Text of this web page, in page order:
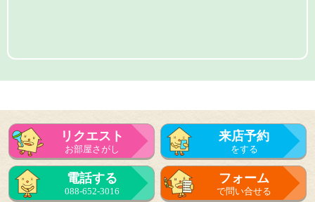
リクエスト
お部屋さがし
来店予約
をする
電話する
088-652-3016
フォーム
で問い合せる